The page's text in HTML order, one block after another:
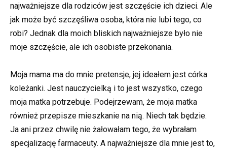
najważniejsze dla rodziców jest szczęście ich dzieci. Ale
jak może być szczęśliwa osoba, która nie lubi tego, co
robi? Jednak dla moich bliskich najważniejsze było nie
moje szczęście, ale ich osobiste przekonania.
Moja mama ma do mnie pretensje, jej ideałem jest córka
koleżanki. Jest nauczycielką i to jest wszystko, czego
moja matka potrzebuje. Podejrzewam, że moja matka
również przepisze mieszkanie na nią. Niech tak będzie.
Ja ani przez chwilę nie żałowałam tego, że wybrałam
specjalizację farmaceuty. A najważniejsze dla mnie jest to,